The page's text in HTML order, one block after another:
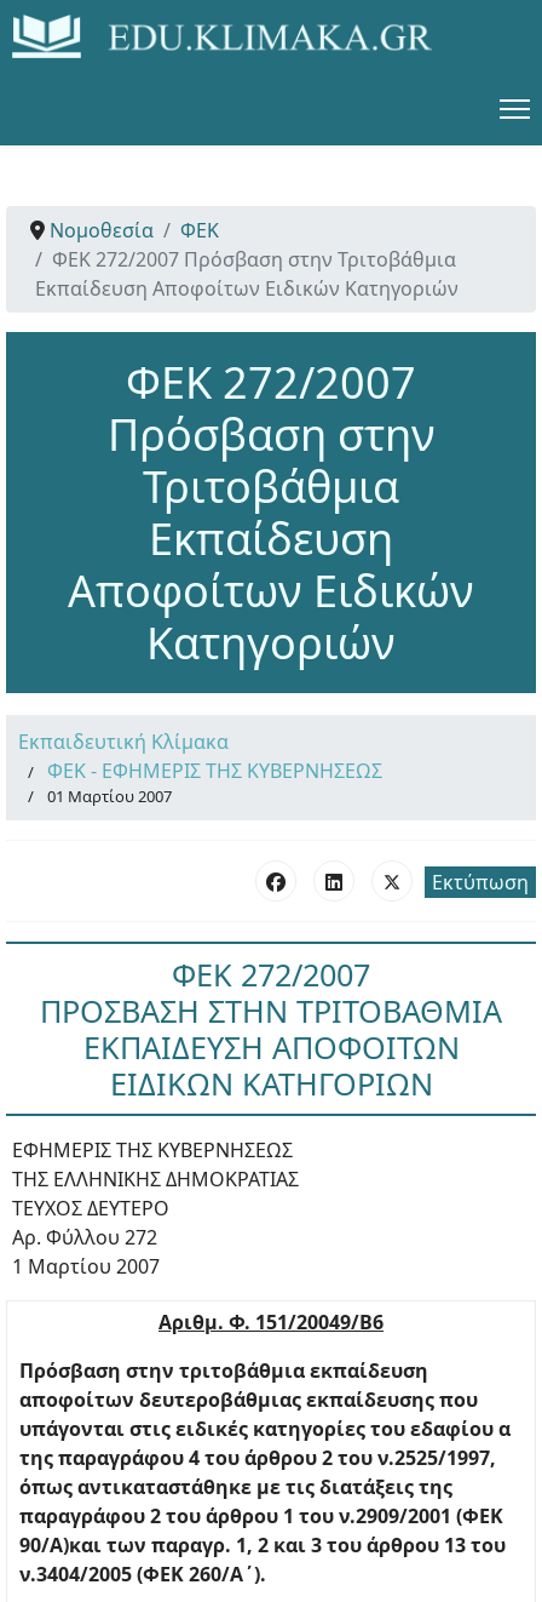
Νομοθεσία
ΦΕΚ
ΦΕΚ 272/2007 Πρόσβαση στην Τριτοβάθμια
Εκπαίδευση Αποφοίτων Ειδικών Κατηγοριών
ΦΕΚ 272/2007
Πρόσβαση στην
Τριτοβάθμια
Εκπαίδευση
Αποφοίτων Ειδικών
Κατηγοριών
Εκπαιδευτική Κλίμακα
ΦΕΚ - ΕΦΗΜΕΡΙΣ ΤΗΣ ΚΥΒΕΡΝΗΣΕΩΣ
01 Μαρτίου 2007
Εκτύπωση
ΦΕΚ 272/2007
ΠΡΟΣΒΑΣΗ ΣΤΗΝ ΤΡΙΤΟΒΑΘΜΙΑ
ΕΚΠΑΙΔΕΥΣΗ ΑΠΟΦΟΙΤΩΝ
ΕΙΔΙΚΩΝ ΚΑΤΗΓΟΡΙΩΝ
ΕΦΗΜΕΡΙΣ ΤΗΣ ΚΥΒΕΡΝΗΣΕΩΣ
ΤΗΣ ΕΛΛΗΝΙΚΗΣ ΔΗΜΟΚΡΑΤΙΑΣ
ΤΕΥΧΟΣ ΔΕΥΤΕΡΟ
Αρ. Φύλλου 272
1 Μαρτίου 2007
Αριθμ. Φ. 151/20049/Β6
Πρόσβαση στην τριτοβάθμια εκπαίδευση
αποφοίτων δευτεροβάθμιας εκπαίδευσης που
υπάγονται στις ειδικές κατηγορίες του εδαφίου α
της παραγράφου 4 του άρθρου 2 του ν.2525/1997,
όπως αντικαταστάθηκε με τις διατάξεις της
παραγράφου 2 του άρθρου 1 του ν.2909/2001 (ΦΕΚ
90/Α)και των παραγρ. 1, 2 και 3 του άρθρου 13 του
ν.3404/2005 (ΦΕΚ 260/Α΄).